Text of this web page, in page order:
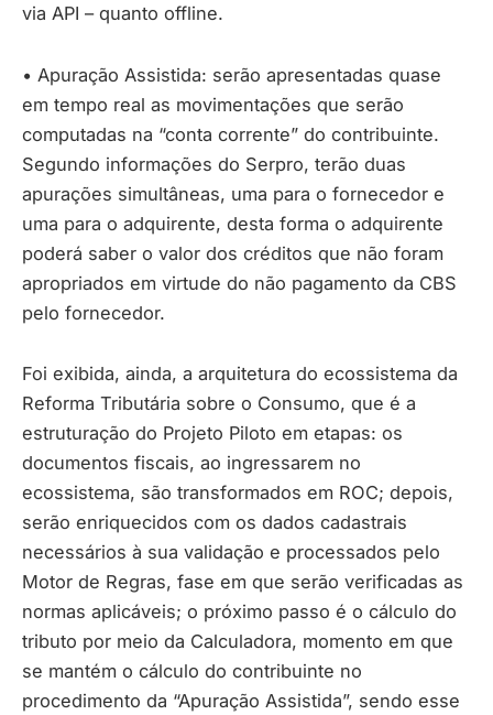
via API – quanto offline.
• Apuração Assistida: serão apresentadas quase
em tempo real as movimentações que serão
computadas na “conta corrente” do contribuinte.
Segundo informações do Serpro, terão duas
apurações simultâneas, uma para o fornecedor e
uma para o adquirente, desta forma o adquirente
poderá saber o valor dos créditos que não foram
apropriados em virtude do não pagamento da CBS
pelo fornecedor.
Foi exibida, ainda, a arquitetura do ecossistema da
Reforma Tributária sobre o Consumo, que é a
estruturação do Projeto Piloto em etapas: os
documentos fiscais, ao ingressarem no
ecossistema, são transformados em ROC; depois,
serão enriquecidos com os dados cadastrais
necessários à sua validação e processados pelo
Motor de Regras, fase em que serão verificadas as
normas aplicáveis; o próximo passo é o cálculo do
tributo por meio da Calculadora, momento em que
se mantém o cálculo do contribuinte no
procedimento da “Apuração Assistida”, sendo esse